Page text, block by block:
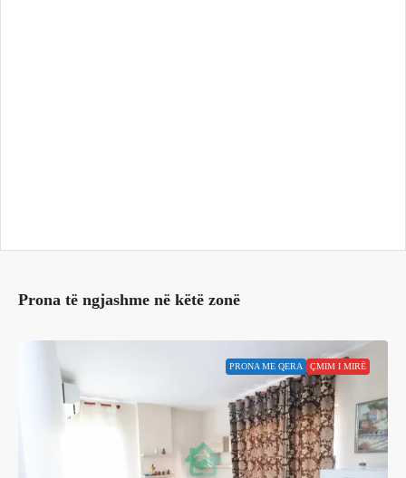
Prona të ngjashme në këtë zonë
PRONA ME QERA ÇMIM I MIRË